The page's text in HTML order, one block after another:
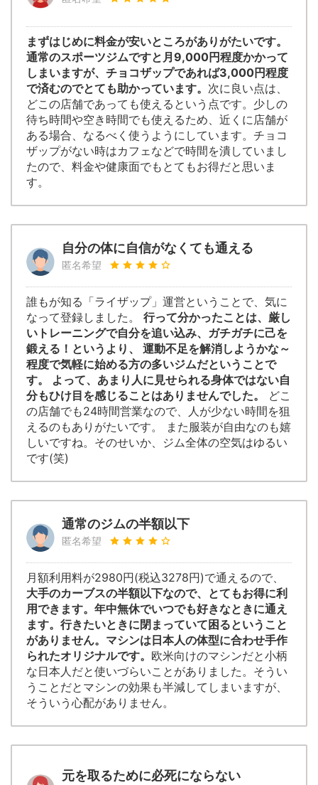
まずはじめに料金が安いところがありがたいです。
通常のスポーツジムですと月9,000円程度かかって
しまいますが、チョコザップであれば3,000円程度
で済むのでとても助かっています。 次に良い点は、
どこの店舗であっても使えるという点です。少しの
待ち時間や空き時間でも使えるため、近くに店舗が
ある場合、なるべく使うようにしています。チョコ
ザップがない時はカフェなどで時間を潰していまし
たので、料金や健康面でもとてもお得だと思いま
す。
自分の体に自信がなくても通える
匿名希望
誰もが知る「ライザップ」運営ということで、気に
なって登録しました。 行って分かったことは、厳し
いトレーニングで自分を追い込み、ガチガチに己を
鍛える！というより、 運動不足を解消しようかな～
程度で気軽に始める方の多いジムだということで
す。 よって、あまり人に見せられる身体ではない自
分もひけ目を感じることはありませんでした。
どこ
の店舗でも24時間営業なので、人が少ない時間を狙
えるのもありがたいです。 また服装が自由なのも嬉
しいですね。そのせいか、ジム全体の空気はゆるい
です(笑)
通常のジムの半額以下
匿名希望
月額利用料が2980円(税込3278円)で通えるので、
大手のカーブスの半額以下なので、とてもお得に利
用できます。年中無休でいつでも好きなときに通え
ます。行きたいときに閉まっていて困るということ
がありません。マシンは日本人の体型に合わせ手作
られたオリジナルです。 欧米向けのマシンだと小柄
な日本人だと使いづらいことがありました。そうい
うことだとマシンの効果も半減してしまいますが、
そういう心配がありません。
元を取るために必死にならない